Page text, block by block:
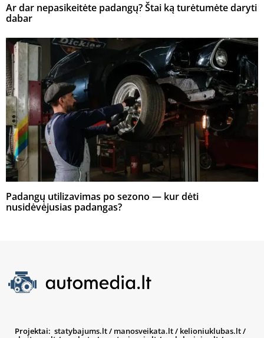
Ar dar nepasikeitėte padangų? Štai ką turėtumėte daryti
dabar
Padangų utilizavimas po sezono — kur dėti
nusidėvėjusias padangas?
Projektai: statybajums.lt/ manosveikata.lt/ kelioniuklubas.lt/